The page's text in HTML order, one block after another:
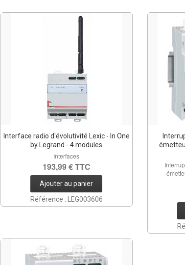
Interface radio d'évolutivité Lexic - In One
by Legrand - 4 modules
Interfaces
193,99 € TTC
Ajouter au panier
Référence : LEG003606